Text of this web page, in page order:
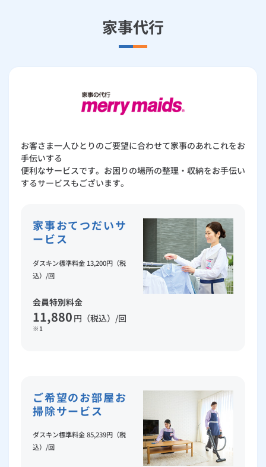
家事代行
お客さま一人ひとりのご要望に合わせて家事のあれこれをお
手伝いする
便利なサービスです。お困りの場所の整理・収納をお手伝い
するサービスもございます。
家事おてつだいサ
ービス
ダスキン標準料金 13,200円（税
込）/回
会員特別料金
11,880 円（税込）/回
※1
ご希望のお部屋お
掃除サービス
ダスキン標準料金 85,239円（税
込）/回